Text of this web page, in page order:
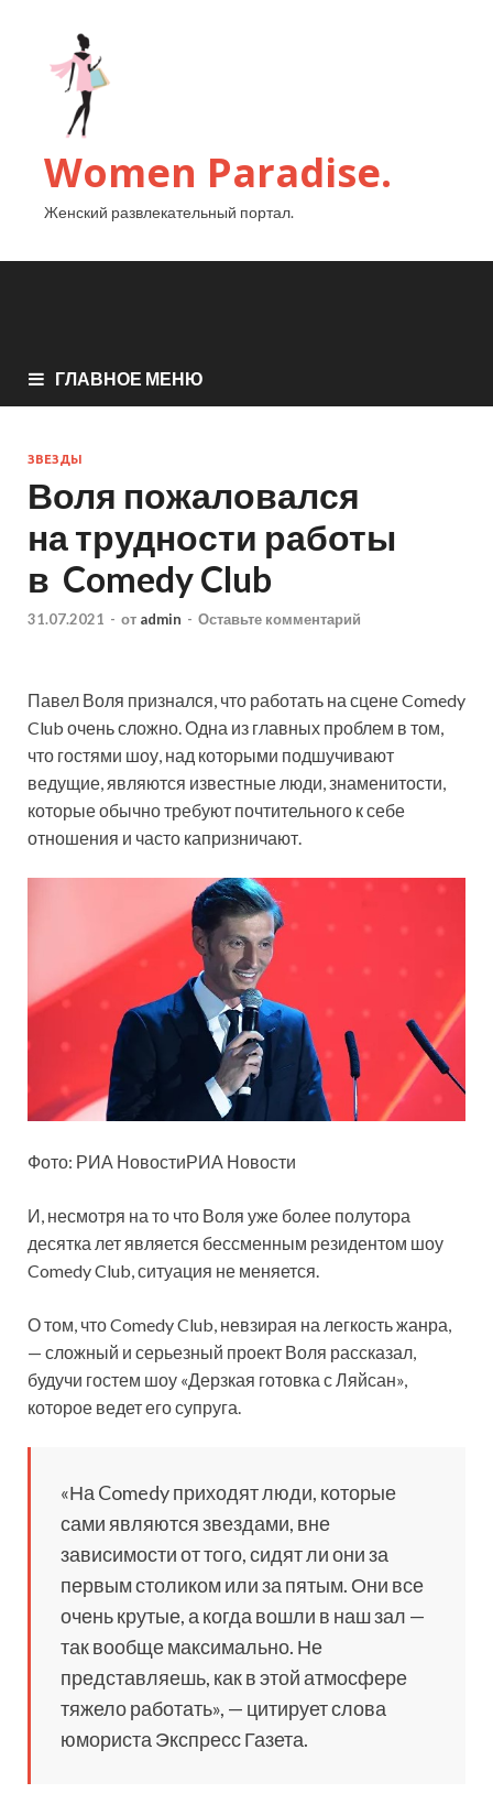
Women Paradise.
Женский развлекательный портал.
ГЛАВНОЕ МЕНЮ
ЗВЕЗДЫ
Воля пожаловался
на трудности работы
в Comedy Club
31.07.2021 - от admin - Оставьте комментарий
Павел Воля признался, что работать на сцене Comedy
Club очень сложно. Одна из главных проблем в том,
что гостями шоу, над которыми подшучивают
ведущие, являются известные люди, знаменитости,
которые обычно требуют почтительного к себе
отношения и часто капризничают.
Фото: РИА НовостиРИА Новости
И, несмотря на то что Воля уже более полутора
десятка лет является бессменным резидентом шоу
Comedy Club, ситуация не меняется.
О том, что Comedy Club, невзирая на легкость жанра,
— сложный и серьезный проект Воля рассказал,
будучи гостем шоу «Дерзкая готовка с Ляйсан»,
которое ведет его супруга.
«На Comedy приходят люди, которые
сами являются звездами, вне
зависимости от того, сидят ли они за
первым столиком или за пятым. Они все
очень крутые, а когда вошли в наш зал —
так вообще максимально. Не
представляешь, как в этой атмосфере
тяжело работать», — цитирует слова
юмориста Экспресс Газета.